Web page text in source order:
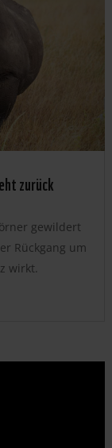
zurück
gewildert
Rückgang um
wirkt.